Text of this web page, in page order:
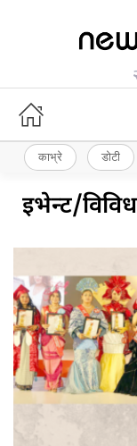
काभ्रे डोटी
इभेन्ट/विविध